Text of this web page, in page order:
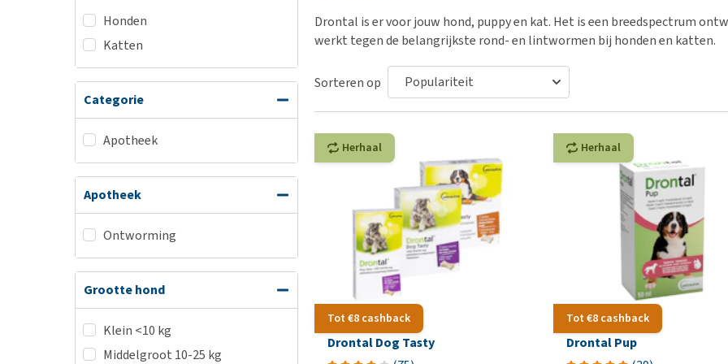
Biologisch hondenvoer
Bekijk alles
Voer- en drinkbakken
Puppy benodigdheden
Bekijk alles
Puppy apotheek
Puppy apotheek
Bekijk alles
Ouderdom en dementie
Bekijk alles
Honden
Katten
Categorie
Apotheek
Apotheek
Ontworming
Grootte hond
Klein <10 kg
Middelgroot 10-25 kg
Drontal is er voor jouw hond, puppy en kat. Het is een breedspectrum
werkt tegen de belangrijkste rond- en lintwormen bij honden en katten.
Sorteren op
Tot €8 cashback
Herhaal
Drontal Dog Tasty
Tot €8 cashback
Herhaal
Drontal Pup